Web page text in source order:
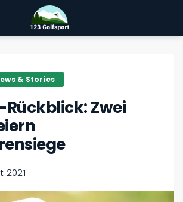
& Stories
Zwei
2021